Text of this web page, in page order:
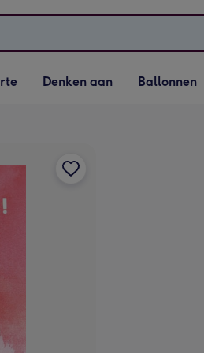
Vervolgkeuzelijst
Denken aan openen
Denken aan
Vervolgkeuzelijst
Ballonnen openen
Ballonnen